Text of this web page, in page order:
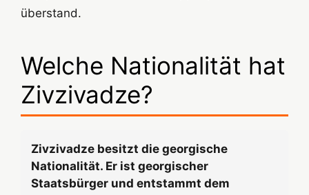
überstand.
Welche Nationalität hat
Zivzivadze?
Zivzivadze besitzt die georgische
Nationalität. Er ist georgischer
Staatsbürger und entstammt dem